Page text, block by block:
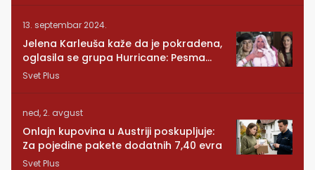
13. septembar 2024.
Jelena Karleuša kaže da je pokradena,
oglasila se grupa Hurricane: Pesma
RUNDE je naša!
Svet Plus
ned, 2. avgust
Onlajn kupovina u Austriji poskupljuje:
Za pojedine pakete dodatnih 7,40 evra
Svet Plus